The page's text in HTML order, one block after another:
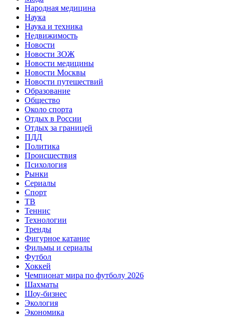
Народная медицина
Наука
Наука и техника
Недвижимость
Новости
Новости ЗОЖ
Новости медицины
Новости Москвы
Новости путешествий
Образование
Общество
Около спорта
Отдых в России
Отдых за границей
ПДД
Политика
Происшествия
Психология
Рынки
Сериалы
Спорт
ТВ
Теннис
Технологии
Тренды
Фигурное катание
Фильмы и сериалы
Футбол
Хоккей
Чемпионат мира по футболу 2026
Шахматы
Шоу-бизнес
Экология
Экономика